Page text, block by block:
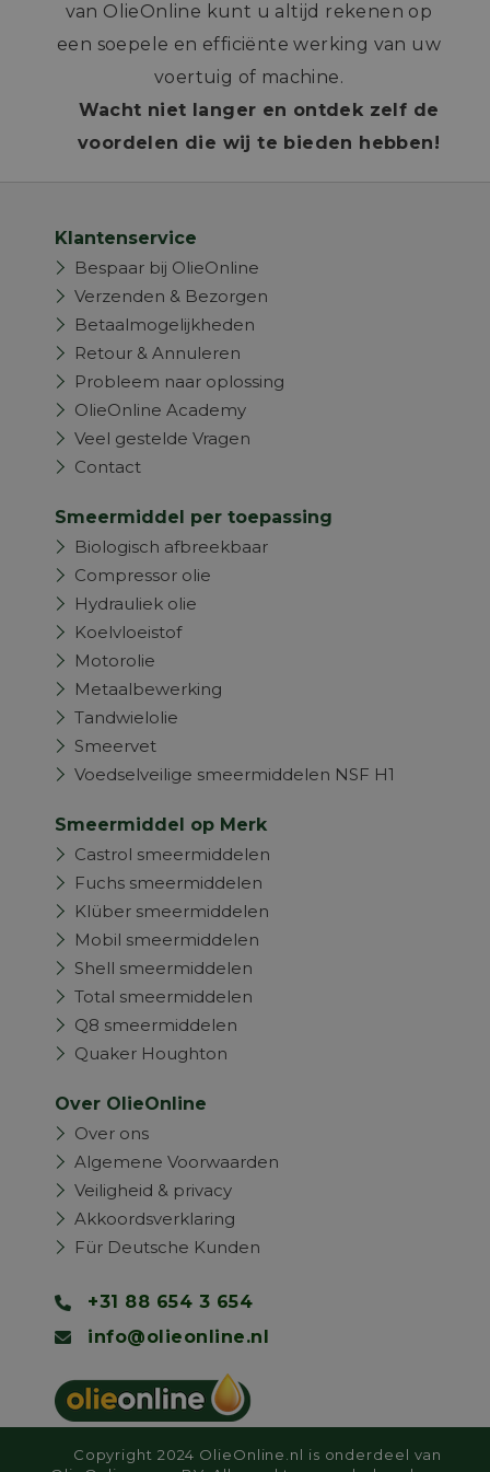
van OlieOnline kunt u altijd rekenen op
een soepele en efficiënte werking van uw
voertuig of machine.
Wacht niet langer en ontdek zelf de
voordelen die wij te bieden hebben!
Klantenservice
Bespaar bij OlieOnline
Verzenden & Bezorgen
Betaalmogelijkheden
Retour & Annuleren
Probleem naar oplossing
OlieOnline Academy
Veel gestelde Vragen
Contact
Smeermiddel per toepassing
Biologisch afbreekbaar
Compressor olie
Hydrauliek olie
Koelvloeistof
Motorolie
Metaalbewerking
Tandwielolie
Smeervet
Voedselveilige smeermiddelen NSF H1
Smeermiddel op Merk
Castrol smeermiddelen
Fuchs smeermiddelen
Klüber smeermiddelen
Mobil smeermiddelen
Shell smeermiddelen
Total smeermiddelen
Q8 smeermiddelen
Quaker Houghton
Over OlieOnline
Over ons
Algemene Voorwaarden
Veiligheid & privacy
Akkoordsverklaring
Für Deutsche Kunden
+31 88 654 3 654
info@olieonline.nl
Copyright 2024 OlieOnline.nl is onderdeel van